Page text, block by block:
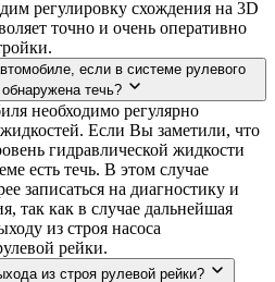
регулировку схождения на 3D
точно и очень оперативно
если в системе рулевого
течь?
необходимо регулярно
Если Вы заметили, что
гидравлической жидкости
есть течь. В этом случае
записаться на диагностику и
так как в случае дальнейшая
из строя насоса
рейки.
из строя рулевой рейки?